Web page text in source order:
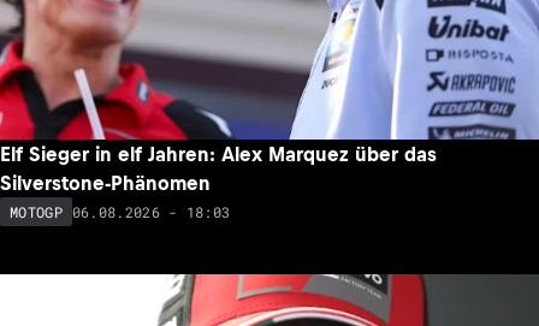
Elf Sieger in elf Jahren: Alex Marquez über das
Silverstone-Phänomen
MOTOGP 06.08.2026 - 18:03